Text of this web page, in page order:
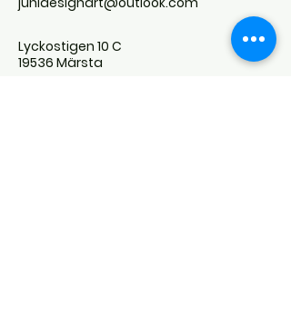
Lyckostigen 10 C
19536 Märsta